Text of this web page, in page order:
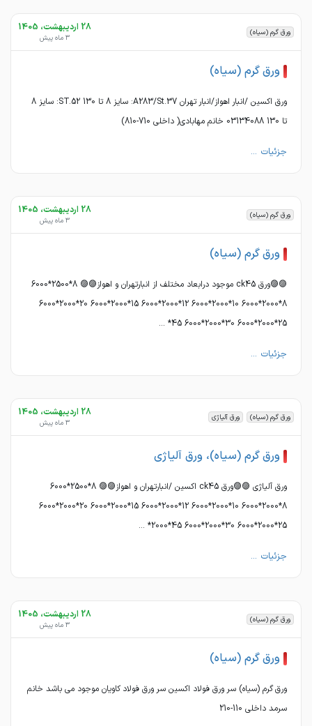
ورق گرم (سیاه) 28 اردیبهشت، 1405
3 ماه پیش
ورق گرم (سیاه)
ورق اکسین /انبار اهواز/انبار تهران A283/St.37: سایز 8 تا 130 ST.52: سایز 8
تا 130 03134088 خانم مهابادی( داخلی 710-810)
جزئیات ...
ورق گرم (سیاه) 28 اردیبهشت، 1405
3 ماه پیش
ورق گرم (سیاه)
🟣🟣ورق ck45 موجود درابعاد مختلف از انبارتهران و اهواز🟣🟣 8*2500*6000
8*2000*6000 10*2000*6000 12*2000*6000 15*2000*6000 20*2000*6000
25*2000*6000 30*2000*6000 45* ...
جزئیات ...
ورق گرم (سیاه) ورق آلیاژی 28 اردیبهشت، 1405
3 ماه پیش
ورق گرم (سیاه)، ورق آلیاژی
ورق آلیاژی 🟣🟣ورق ck45 اکسین /انبارتهران و اهواز🟣🟣 8*2500*6000
8*2000*6000 10*2000*6000 12*2000*6000 15*2000*6000 20*2000*6000
25*2000*6000 30*2000*6000 45*2000* ...
جزئیات ...
ورق گرم (سیاه) 28 اردیبهشت، 1405
3 ماه پیش
ورق گرم (سیاه)
ورق گرم (سیاه) سر ورق فولاد اکسین سر ورق فولاد کاویان موجود می باشد خانم
سرمد داخلی 110-210